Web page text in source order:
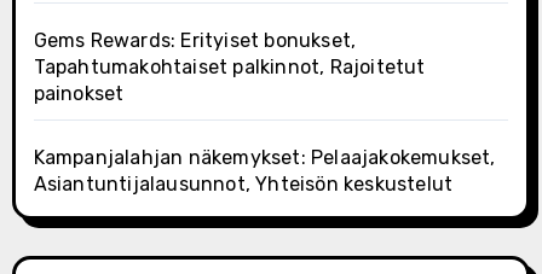
Gems Rewards: Erityiset bonukset,
Tapahtumakohtaiset palkinnot, Rajoitetut
painokset
Kampanjalahjan näkemykset: Pelaajakokemukset,
Asiantuntijalausunnot, Yhteisön keskustelut